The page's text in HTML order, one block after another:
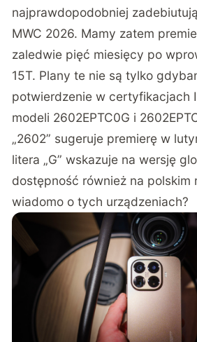
najprawdopodobniej
MWC 2026. Mamy zatem
zaledwie pięć miesięcy po
15T. Plany te nie są tylko
potwierdzenie w certyfikacjach
modeli 2602EPTC0G i
„2602” sugeruje premierę w
litera „G” wskazuje na wersję
dostępność również na polskim
wiadomo o tych urządzeniach?